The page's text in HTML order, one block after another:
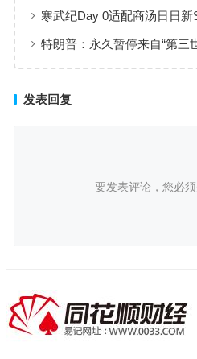
格局
寒武纪Day 0适配商汤日日
体验多模态AI
特朗普：永久暂停来自“第三
发表回复
要发表评论，您必